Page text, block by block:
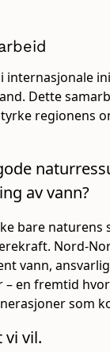
internasjonale
Dette
regionens
av vann?
bare naturens
Nord-
vann,
en fremtid
som
vi vil.